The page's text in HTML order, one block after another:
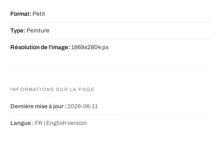
Format: Petit
Type: Peinture
Résolution de l'image: 1869x2804 px
INFORMATIONS SUR LA PAGE
Dernière mise à jour : 2026-06-11
Langue : FR | English version